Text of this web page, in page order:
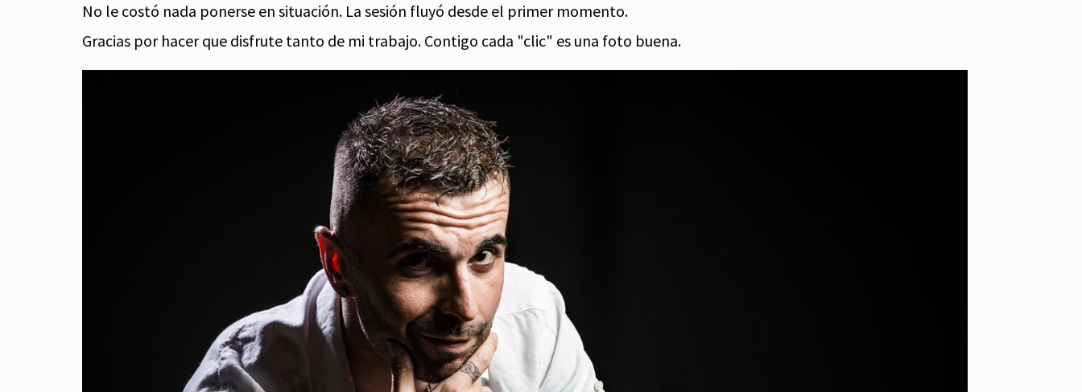
No le costó nada ponerse en situación. La sesión fluyó desde el primer momento.
Gracias por hacer que disfrute tanto de mi trabajo. Contigo cada "clic" es una foto buena.